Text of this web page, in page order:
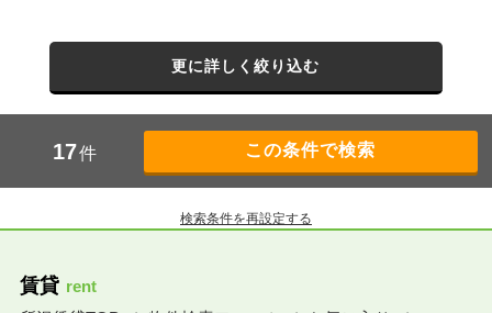
更に詳しく絞り込む
17件
検索条件を再設定する
賃貸 rent